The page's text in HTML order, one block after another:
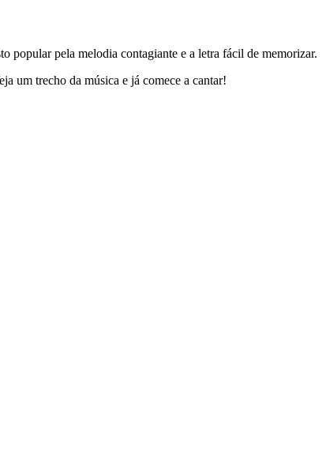
pela melodia contagiante e a letra fácil de memorizar.
um trecho da música e já comece a cantar!